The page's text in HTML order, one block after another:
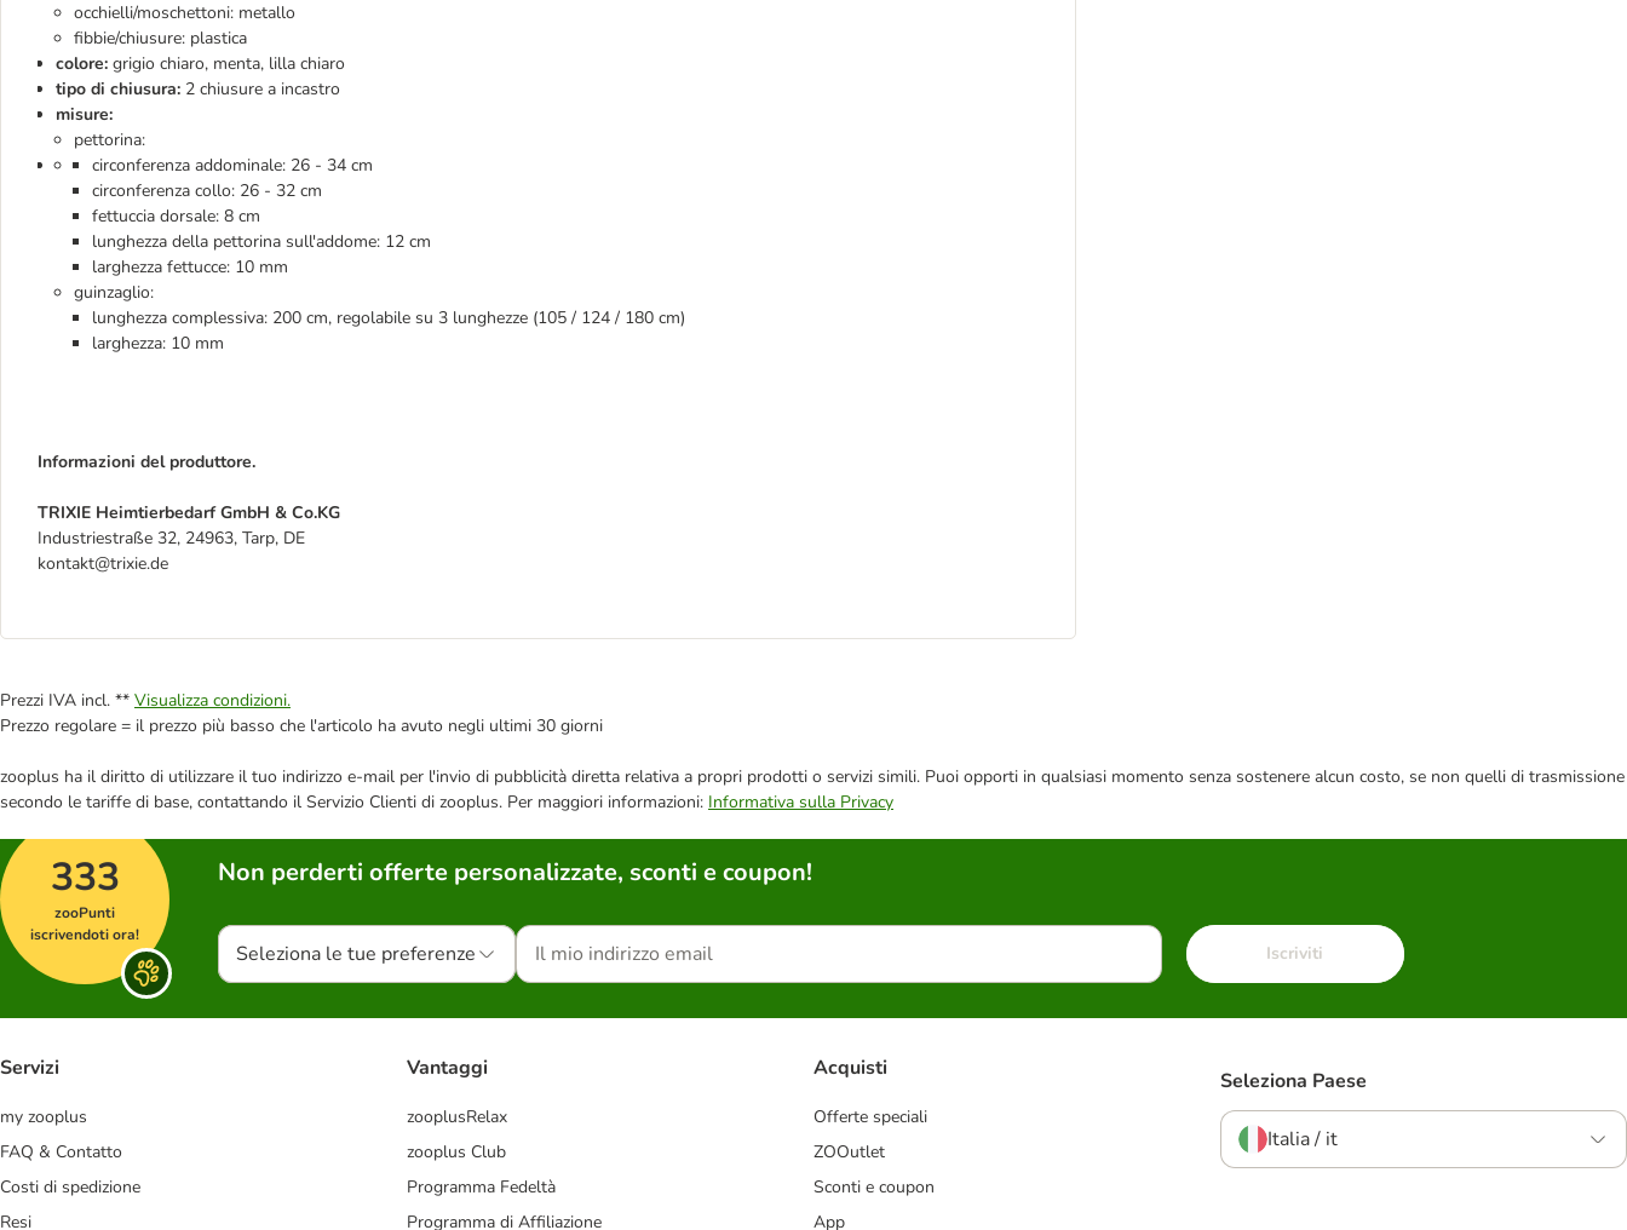
occhielli/moschettoni: metallo
fibbie/chiusure: plastica
colore: grigio chiaro, menta, lilla chiaro
tipo di chiusura: 2 chiusure a incastro
misure:
pettorina:
circonferenza addominale: 26 - 34 cm
circonferenza collo: 26 - 32 cm
fettuccia dorsale: 8 cm
lunghezza della pettorina sull'addome: 12 cm
larghezza fettucce: 10 mm
guinzaglio:
lunghezza complessiva: 200 cm, regolabile su 3 lunghezze (105 / 124 / 180 cm)
larghezza: 10 mm
Informazioni del produttore.
TRIXIE Heimtierbedarf GmbH & Co.KG
Industriestraße 32, 24963, Tarp, DE
kontakt@trixie.de
Prezzi IVA incl. ** Visualizza condizioni.
Prezzo regolare = il prezzo più basso che l'articolo ha avuto negli ultimi 30 giorni
zooplus ha il diritto di utilizzare il tuo indirizzo e-mail per l'invio di pubblicità diretta relativa a propri prodotti o servizi simili. Puoi opporti in qualsiasi momento senza sostenere alcun costo, se non quelli di trasmissione
secondo le tariffe di base, contattando il Servizio Clienti di zooplus. Per maggiori informazioni: Informativa sulla Privacy
333
zooPunti
iscrivendoti ora!
Non perderti offerte personalizzate, sconti e coupon!
Seleziona le tue preferenze Iscriviti
Servizi
my zooplus
FAQ & Contatto
Costi di spedizione
Resi
Vantaggi
zooplusRelax
zooplus Club
Programma Fedeltà
Programma di Affiliazione
Acquisti
Offerte speciali
ZOOutlet
Sconti e coupon
App
Seleziona Paese
Italia / it